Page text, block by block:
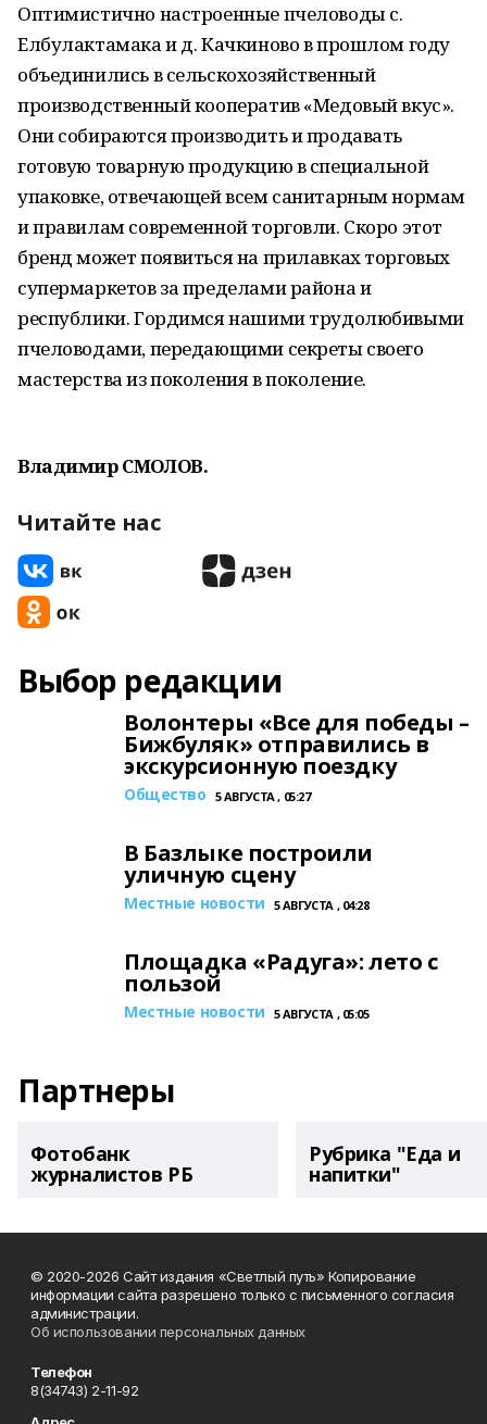
Оптимистично настроенные пчеловоды с.
Елбулактамака и д. Качкиново в прошлом году
объединились в сельскохозяйственный
производственный кооператив «Медовый вкус».
Они собираются производить и продавать
готовую товарную продукцию в специальной
упаковке, отвечающей всем санитарным нормам
и правилам современной торговли. Скоро этот
бренд может появиться на прилавках торговых
супермаркетов за пределами района и
республики. Гордимся нашими трудолюбивыми
пчеловодами, передающими секреты своего
мастерства из поколения в поколение.
Владимир СМОЛОВ.
Читайте нас
Выбор редакции
Волонтеры «Все для победы –
Бижбуляк» отправились в
экскурсионную поездку
Общество 5 АВГУСТА , 05:27
В Базлыке построили
уличную сцену
Местные новости 5 АВГУСТА , 04:28
Площадка «Радуга»: лето с
пользой
Местные новости 5 АВГУСТА , 05:05
Партнеры
Фотобанк
журналистов РБ
Рубрика "Еда и
напитки"
© 2020-2026 Сайт издания «Светлый путь» Копирование
информации сайта разрешено только с письменного согласия
администрации.
Об использовании персональных данных
Телефон
8(34743) 2-11-92